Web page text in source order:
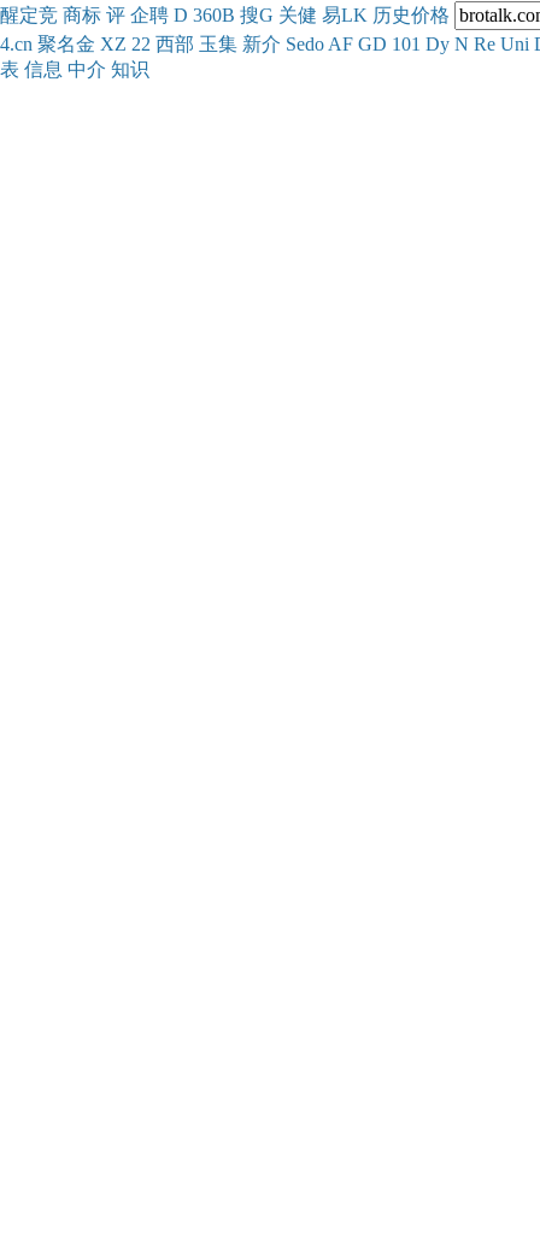
醒定竞 商标 评 企聘 D 360B 搜G 关健 易LK 历史价格
4.cn 聚名金 XZ 22 西部 玉集 新介 Sedo AF GD 101 Dy N Re Uni
表 信息 中介 知识